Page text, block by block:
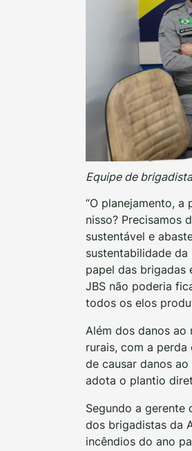
Equipe de
“O planejamento,
nisso? Precisamos
sustentável e
sustentabilidade da
papel das brigadas
JBS não poderia
todos os elos
Além dos danos
rurais, com a
de causar danos
adota o plantio
Segundo a gerente
dos brigadistas da
incêndios do ano